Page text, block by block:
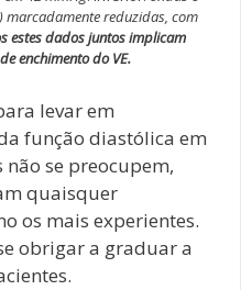
reduzidas, com
estes dados juntos implicam
enchimento do VE.
levar em
função diastólica em
se preocupem,
quaisquer
os mais experientes.
obrigar a graduar a